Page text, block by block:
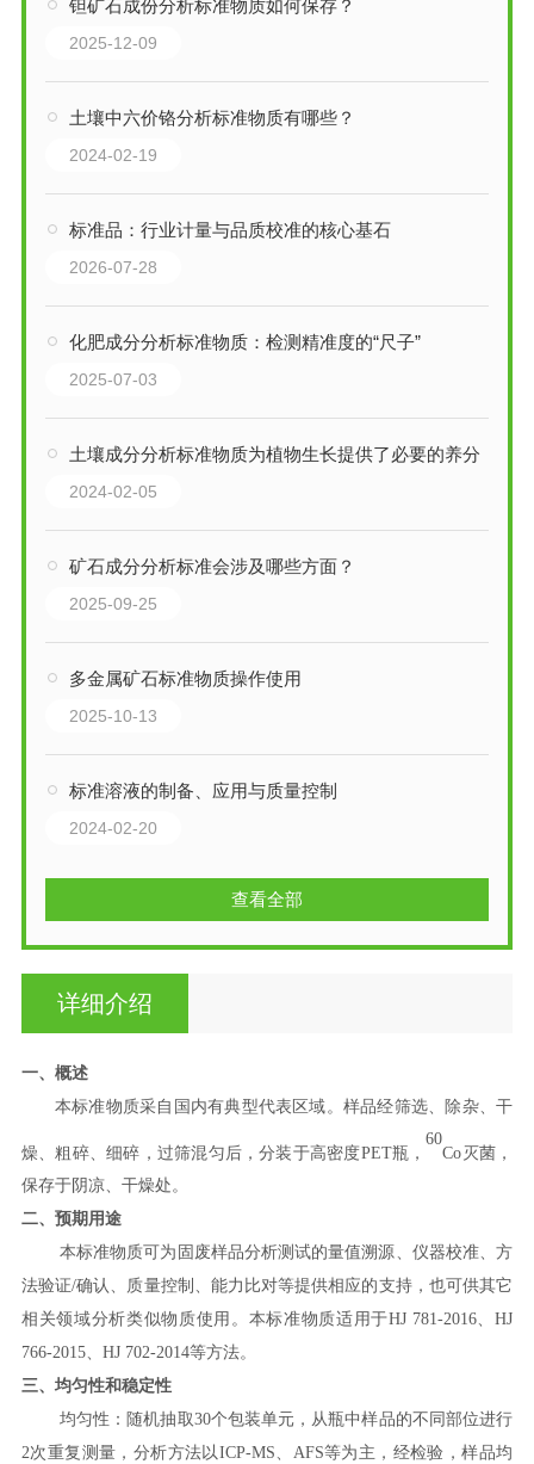
钽矿石成份分析标准物质如何保存？
2025-12-09
土壤中六价铬分析标准物质有哪些？
2024-02-19
标准品：行业计量与品质校准的核心基石
2026-07-28
化肥成分分析标准物质：检测精准度的“尺子”
2025-07-03
土壤成分分析标准物质为植物生长提供了必要的养分
2024-02-05
矿石成分分析标准会涉及哪些方面？
2025-09-25
多金属矿石标准物质操作使用
2025-10-13
标准溶液的制备、应用与质量控制
2024-02-20
查看全部
详细介绍
一、概述
本标准物质采自国内有典型代表区域。样品经筛选、除杂、干
燥、粗碎、细碎，过筛混匀后，分装于高密度PET瓶，
60
Co灭菌，
保存于阴凉、干燥处。
二、预期用途
本标准物质可为固废样品分析测试的量值溯源、仪器校准、方
法验证/确认、质量控制、能力比对等提供相应的支持，也可供其它
相关领域分析类似物质使用。本标准物质适用于HJ 781-2016、HJ
766-2015、 HJ 702-2014等方法。
三、 均匀性和稳定性
均匀性：随机抽取30个包装单元，从瓶中样品的不同部位进行
2次重复测量，分析方法以ICP-MS、 AFS等为主，经检验，样品均